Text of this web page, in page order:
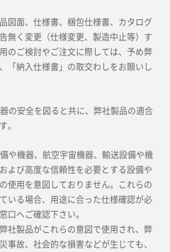
図面、仕様書、梱包仕様書、カタログ
無く変更（仕様変更、製造中止等）す
のご検討やご注文に際しては、予め弊
「納入仕様書」の取交わしをお願いし
の安全を図ると共に、弊社製品の適合
。
や機器、航空宇宙機器、輸送設備や機
よび高度な信頼性を必要とする設備や
使用を意図しておりません。これらの
いる場合、用途に合った仕様確認が必
口へご確認下さい。
社製品がこれらの意図で使用され、弊
故、社会的な損害などが生じても、